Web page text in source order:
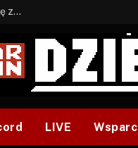
BONUS: Jak w tym kawale. A ja wiem co się zepsuło. Automat się zepsuł.
LIVE